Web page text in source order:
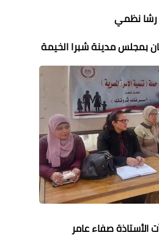
رشا نظمي
بمجلس مدينة شبرا الخيمة
الأستاذة صفاء عامر